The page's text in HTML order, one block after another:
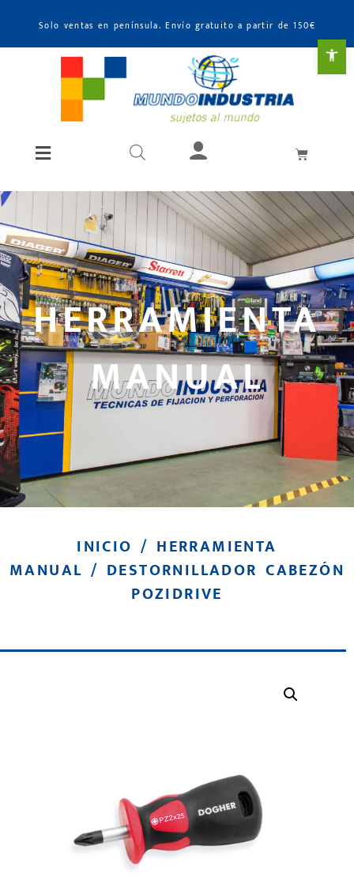
Solo ventas en península. Envío gratuito a partir de 150€
HERRAMIENTA
MANUAL
INICIO / HERRAMIENTA
MANUAL / DESTORNILLADOR CABEZÓN
POZIDRIVE